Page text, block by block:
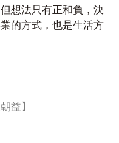
想法只有正和負，決
的方式，也是生活方
益】